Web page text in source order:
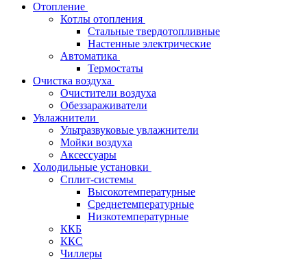
Отопление
Котлы отопления
Стальные твердотопливные
Настенные электрические
Автоматика
Термостаты
Очистка воздуха
Очистители воздуха
Обеззараживатели
Увлажнители
Ультразвуковые увлажнители
Мойки воздуха
Аксессуары
Холодильные установки
Сплит-системы
Высокотемпературные
Среднетемпературные
Низкотемпературные
ККБ
ККС
Чиллеры